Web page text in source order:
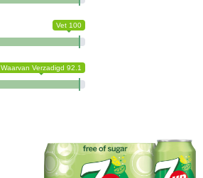
Vet 100
Waarvan Verzadigd 92.1